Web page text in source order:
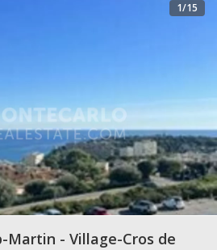
1/15
Martin - Village-Cros de